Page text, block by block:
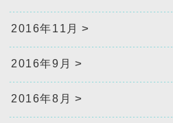
2016年11月
2016年9月
2016年8月